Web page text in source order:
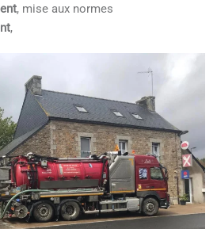
, mise aux normes
,